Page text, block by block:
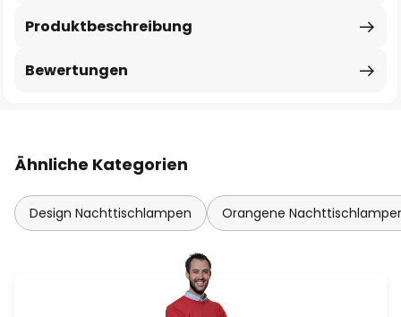
Produktbeschreibung
Bewertungen
Ähnliche Kategorien
Design Nachttischlampen Orangene